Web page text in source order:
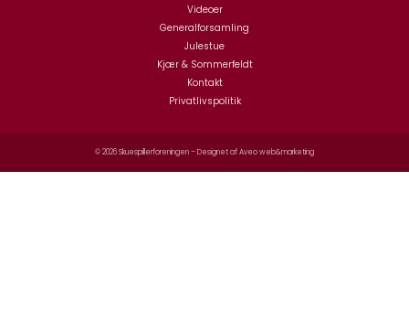
Videoer
Generalforsamling
Julestue
Kjær & Sommerfeldt
Kontakt
Privatlivspolitik
© 2026 Skuespillerforeningen – Designet afAveo web&marketing